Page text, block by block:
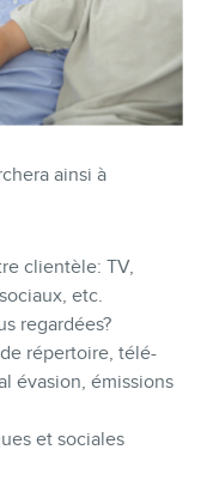
ainsi à
clientèle: TV,
etc.
regardées?
répertoire, télé-
évasion, émissions
et sociales